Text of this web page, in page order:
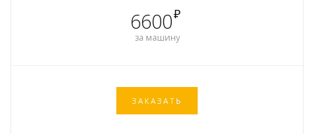
6600₽
за машину
ЗАКАЗАТЬ